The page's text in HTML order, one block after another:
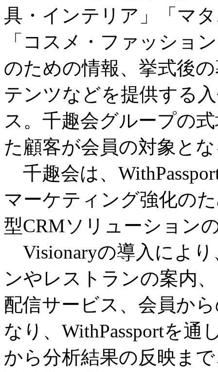
具・インテリア」「マ
「コスメ・ファッショ
のための情報、挙式後
テンツなどを提供する
ス。千趣会グループの
た顧客が会員の対象と
千趣会は、
マーケティング強化の
型CRMソリューション
Visionaryの導入によ
ンやレストランの案内
配信サービス、会員か
なり、WithPassportを
から分析結果の反映ま